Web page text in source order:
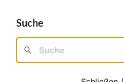
Suche